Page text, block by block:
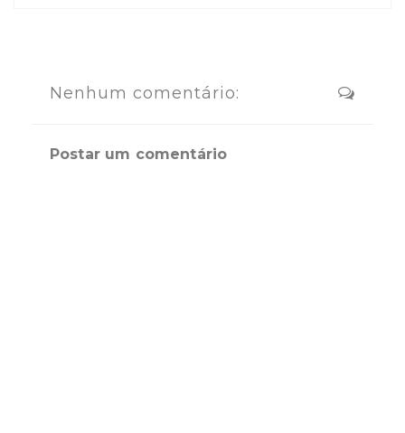
Nenhum comentário:
Postar um comentário